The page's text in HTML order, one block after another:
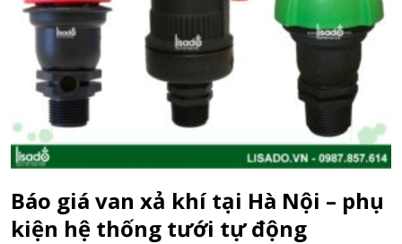
Báo giá van xả khí tại Hà Nội – phụ
kiện hệ thống tưới tự động